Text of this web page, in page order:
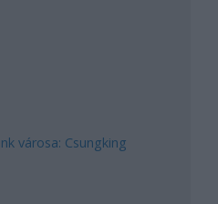
városa: Csungking